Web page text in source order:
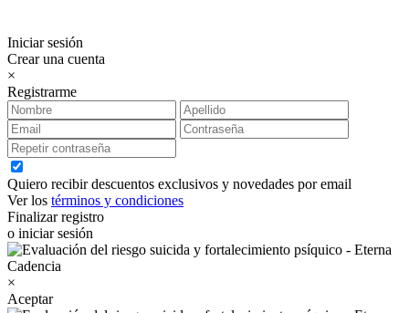
Iniciar sesión
Crear una cuenta
×
Registrarme
Quiero recibir descuentos exclusivos y novedades por email
Ver los términos y condiciones
Finalizar registro
o iniciar sesión
×
Aceptar